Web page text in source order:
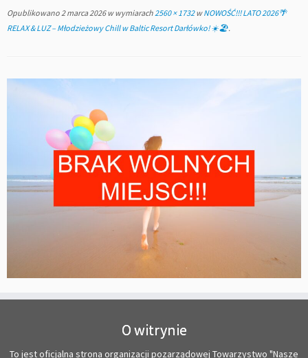
Opublikowano2 marca 2026w wymiarach2560 × 1732wNOWOŚĆ!!! LATO 2026🌴
RELAX & LUZ – Młodzieżowy Chill w Baltic Resort Darłówko! ☀️🏖.
O witrynie
To jest oficjalna strona organizacji pozarządowej Towarzystwo "Nasze